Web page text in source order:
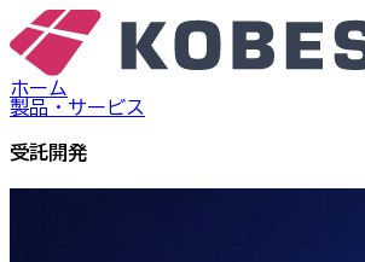
ホーム
製品・サービス
受託開発